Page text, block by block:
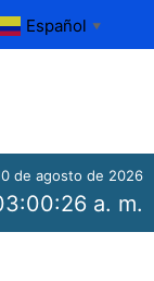
Español ▼
de agosto de 2026
a. m.